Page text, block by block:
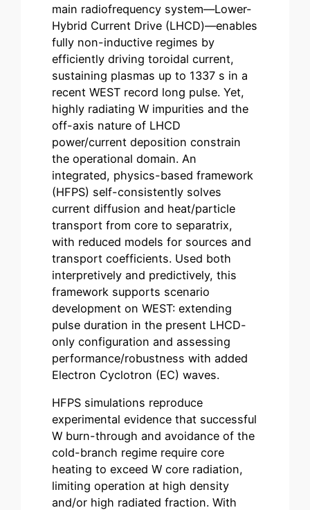
main radiofrequency system—Lower-
Hybrid Current Drive (LHCD)—enables
fully non-inductive regimes by
efficiently driving toroidal current,
sustaining plasmas up to 1337 s in a
recent WEST record long pulse. Yet,
highly radiating W impurities and the
off-axis nature of LHCD
power/current deposition constrain
the operational domain. An
integrated, physics-based framework
(HFPS) self-consistently solves
current diffusion and heat/particle
transport from core to separatrix,
with reduced models for sources and
transport coefficients. Used both
interpretively and predictively, this
framework supports scenario
development on WEST: extending
pulse duration in the present LHCD-
only configuration and assessing
performance/robustness with added
Electron Cyclotron (EC) waves.
HFPS simulations reproduce
experimental evidence that successful
W burn-through and avoidance of the
cold-branch regime require core
heating to exceed W core radiation,
limiting operation at high density
and/or high radiated fraction. With